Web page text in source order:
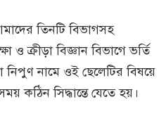
তিনটি বিভাগসহ
ক্রীড়া বিজ্ঞান বিভাগে ভর্তি
নামে ওই ছেলেটির বিষয়ে
কঠিন সিদ্ধান্তে যেতে হয়।